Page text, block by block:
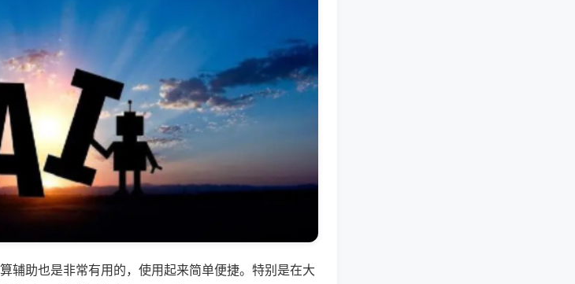
辅助也是非常有用的，使用起来简单便捷。特别是在大